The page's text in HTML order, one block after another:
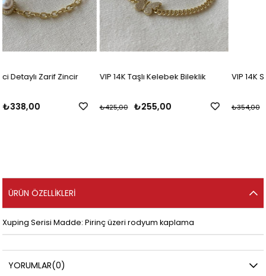
VIP 14K Taşlı Kelebek Bileklik
₺255,00
₺425,00
VIP 14K Suyolu Harf Bileklik
₺213,00
₺354,00
ÜRÜN ÖZELLIKLERI
Xuping Serisi Madde: Pirinç üzeri rodyum kaplama
YORUMLAR(0)